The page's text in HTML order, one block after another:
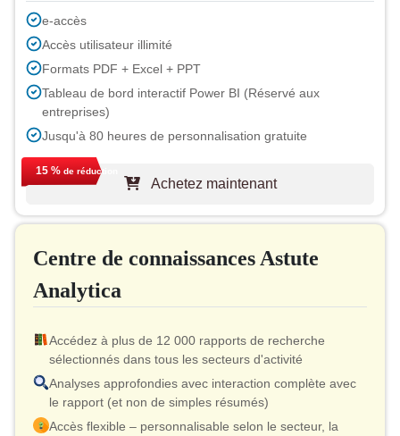
e-accès
Accès utilisateur illimité
Formats PDF + Excel + PPT
Tableau de bord interactif Power BI (Réservé aux
entreprises)
Jusqu'à 80 heures de personnalisation gratuite
Assistance d'un analyste pendant 1 an
Mise à jour gratuite du rapport lors du prochain cycle
Autorisation d'imprimer
15 % de réduction
Achetez maintenant
Centre de connaissances Astute
Analytica
Accédez à plus de 12 000 rapports de recherche
sélectionnés dans tous les secteurs d'activité
Analyses approfondies avec interaction complète avec
le rapport (et non de simples résumés)
Accès flexible – personnalisable selon le secteur, la